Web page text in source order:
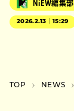
NiEW編集部
2026.2.13｜15:29
TOP NEWS